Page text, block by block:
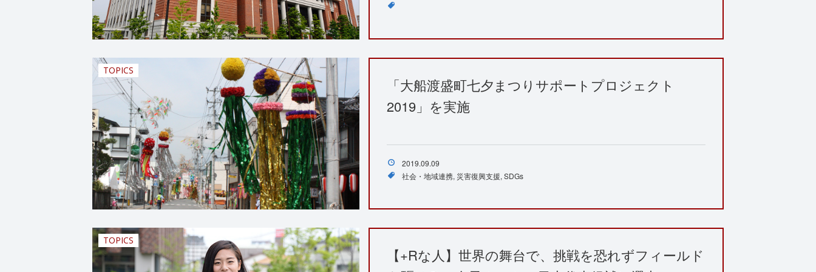
TOPICS
「大船渡盛町七夕まつりサポートプロジェクト
2019」を実施
2019.09.09
社会・地域連携 災害復興支援 SDGs
TOPICS
【+Rな人】世界の舞台で、挑戦を恐れずフィールド